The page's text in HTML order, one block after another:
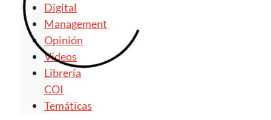
Digital
Management
Opinión
Vídeos
Librería
COI
Temáticas